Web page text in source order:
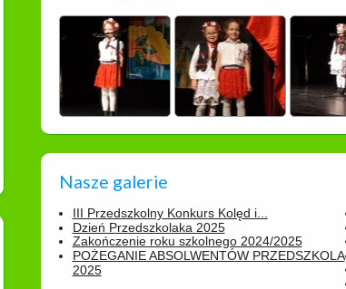
Nasze galerie
III Przedszkolny Konkurs Kolęd i...
Dzień Przedszkolaka 2025
Zakończenie roku szkolnego 2024/2025
POŻEGANIE ABSOLWENTÓW PRZEDSZKOLA
2025